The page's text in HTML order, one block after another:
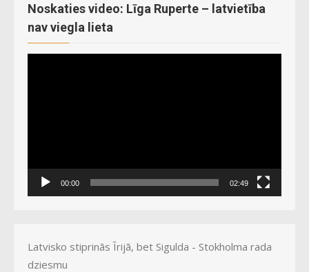
Noskaties video: Līga Ruperte – latvietība
nav viegla lieta
00:00 02:49
Latvisko stiprinās Īrijā, bet Sigulda - Stokholma rada
dziesmu